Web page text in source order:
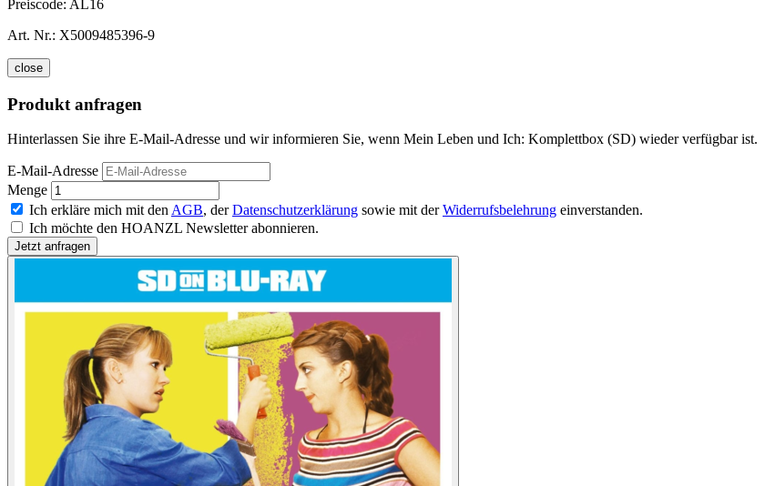
Preiscode: AL16
Art. Nr.: X5009485396-9
close
Produkt anfragen
Hinterlassen Sie ihre E-Mail-Adresse und wir informieren Sie, wenn Mein Leben und Ich: Komplettbox (SD) wieder verfügbar ist.
E-Mail-Adresse
Menge
Ich erkläre mich mit den AGB, derDatenschutzerklärung sowie mit derWiderrufsbelehrung einverstanden.
Ich möchte den HOANZL Newsletter abonnieren.